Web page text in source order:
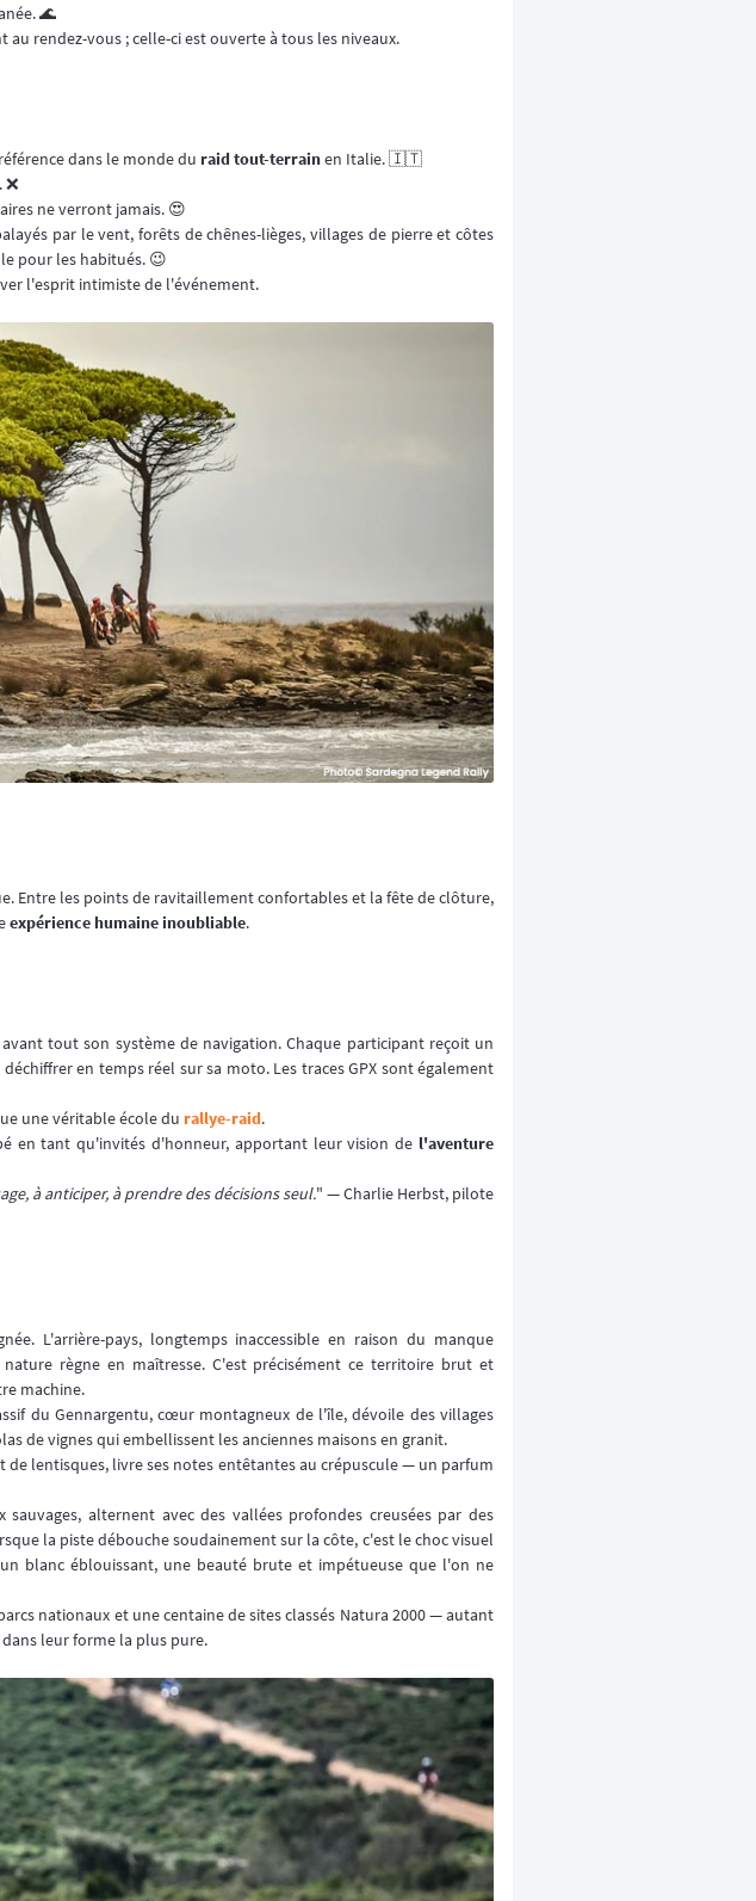
🌊
rendez-vous ; celle-ci est ouverte à tous les niveaux.
dans le monde du raid tout-terrainen Italie. 🇮🇹
ne verront jamais. 😍
par le vent, forêts de chênes-lièges, villages de pierre et côtes
pour les habitués. 😉
l'esprit intimiste de l'événement.
Entre les points de ravitaillement confortables et la fête de clôture,
expérience humaine inoubliable.
tout son système de navigation. Chaque participant reçoit un
en temps réel sur sa moto. Les traces GPX sont également
une véritable école du rallye-raid.
en tant qu'invités d'honneur, apportant leur vision de l'aventure
à anticiper, à prendre des décisions seul." — Charlie Herbst, pilote
L'arrière-pays, longtemps inaccessible en raison du manque
règne en maîtresse. C'est précisément ce territoire brut et
machine.
du Gennargentu, cœur montagneux de l'île, dévoile des villages
de vignes qui embellissent les anciennes maisons en granit.
lentisques, livre ses notes entêtantes au crépuscule — un parfum
alternent avec des vallées profondes creusées par des
la piste débouche soudainement sur la côte, c'est le choc visuel
blanc éblouissant, une beauté brute et impétueuse que l'on ne
nationaux et une centaine de sites classés Natura 2000 — autant
leur forme la plus pure.